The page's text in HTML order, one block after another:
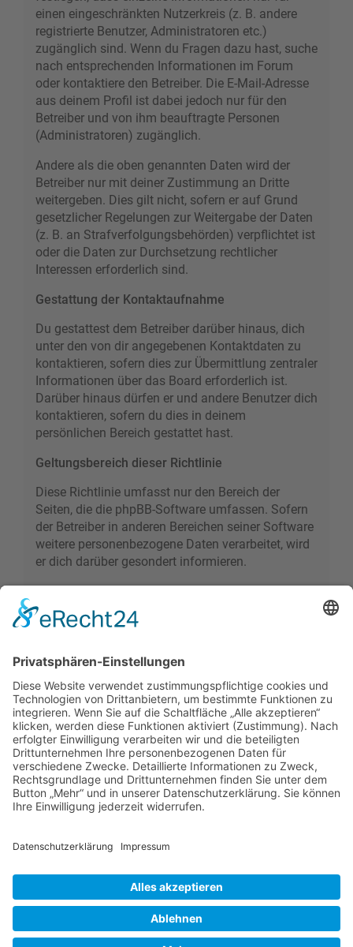
einen eingeschränkten Nutzerkreis (z. B. andere
registrierte Benutzer, Administratoren etc.)
zugänglich sind. Wenn du Fragen dazu hast, suche
nach entsprechenden Informationen im Forum
oder kontaktiere den Betreiber. Die E-Mail-Adresse
aus deinem Profil ist dabei jedoch nur für den
Betreiber und von ihm beauftragte Personen
(Administratoren) zugänglich.
Andere als die oben genannten Daten wird der
Betreiber nur mit deiner Zustimmung an Dritte
weitergeben. Dies gilt nicht, sofern er auf Grund
gesetzlicher Regelungen zur Weitergabe der Daten
(z. B. an Strafverfolgungsbehörden) verpflichtet ist
oder die Daten zur Durchsetzung rechtlicher
Interessen erforderlich sind.
Gestattung der Kontaktaufnahme
Du gestattest dem Betreiber darüber hinaus, dich
unter den von dir angegebenen Kontaktdaten zu
kontaktieren, sofern dies zur Übermittlung zentraler
Informationen über das Board erforderlich ist.
Darüber hinaus dürfen er und andere Benutzer dich
kontaktieren, sofern du dies in deinem
persönlichen Bereich gestattet hast.
Geltungsbereich dieser Richtlinie
Diese Richtlinie umfasst nur den Bereich der
Seiten, die die phpBB-Software umfassen. Sofern
der Betreiber in anderen Bereichen seiner Software
weitere personenbezogene Daten verarbeitet, wird
er dich darüber gesondert informieren.
Der Betreiber erteilt dir auf Anfrage Auskunft,
Du kannst jederzeit die Löschung bzw. Sperrung
deiner Daten verlangen. Kontaktiere hierzu bitte
den Betreiber.
Foren-Übersicht Alle Zeiten sindUTC+02:00